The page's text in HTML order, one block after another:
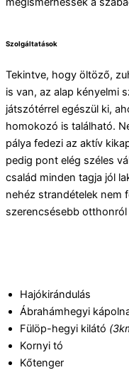
Szolgáltatások
Tekintve, hogy öltöző,
is van, az alap kényelmi
játszótérrel egészül ki,
homokozó is található.
pálya fedezi az aktív
pedig pont elég széles
család minden tagja jól
nehéz strandételek nem
szerencsésebb
Hajókirándulás
Ábrahámhegyi
Fülöp-hegyi kilátó
Kornyi tó
Kőtenger